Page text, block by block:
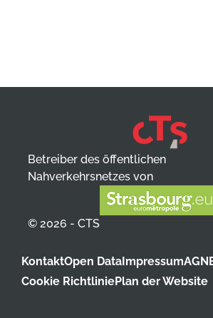
Betreiber des öffentlichen
Nahverkehrsnetzes von
© 2026 - CTS
KontaktOpen Data Impressum
Cookie RichtliniePlan der Website